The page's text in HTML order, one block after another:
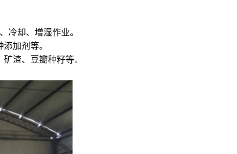
冷却、增湿作业。
加剂等。
渣、豆瓣种籽等。